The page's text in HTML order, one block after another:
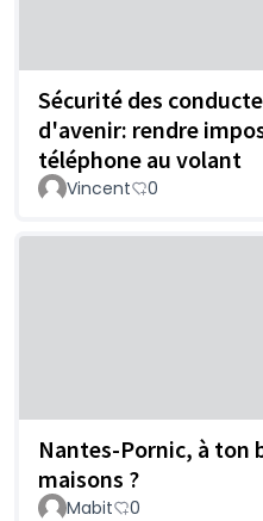
Sécurité des
d'avenir: rendre
téléphone au volant
Vincent 0
Nantes-Pornic, à ton
maisons ?
Mabit 0